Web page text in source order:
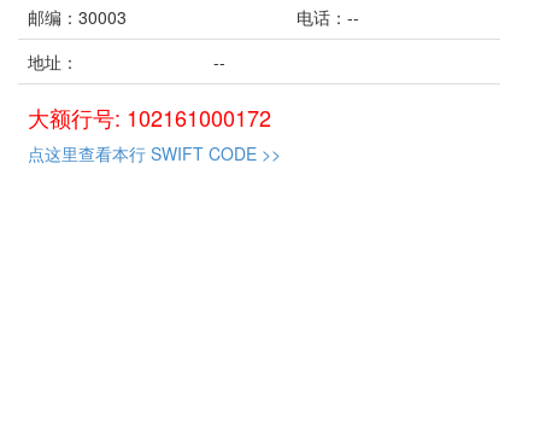
邮编：30003
电话：--
地址：
--
大额行号: 102161000172
点这里查看本行 SWIFT CODE >>